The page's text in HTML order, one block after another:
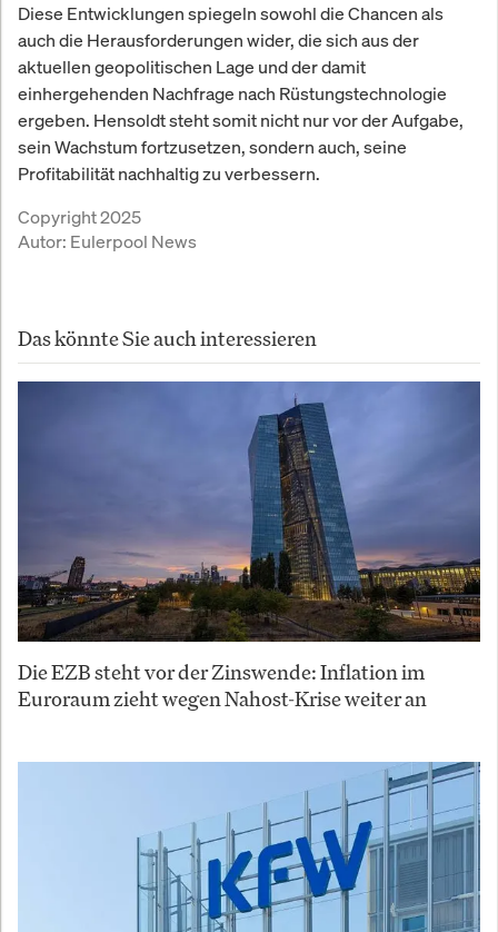
Diese Entwicklungen spiegeln sowohl die Chancen als
auch die Herausforderungen wider, die sich aus der
aktuellen geopolitischen Lage und der damit
einhergehenden Nachfrage nach Rüstungstechnologie
ergeben. Hensoldt steht somit nicht nur vor der Aufgabe,
sein Wachstum fortzusetzen, sondern auch, seine
Profitabilität nachhaltig zu verbessern.
Copyright 2025
Autor: Eulerpool News
Das könnte Sie auch interessieren
Die EZB steht vor der Zinswende: Inflation im
Euroraum zieht wegen Nahost-Krise weiter an